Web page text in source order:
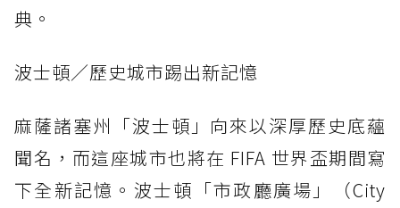
典。
波士頓／歷史城市踢出新記憶
麻薩諸塞州「波士頓」向來以深厚歷史底蘊
聞名，而這座城市也將在 FIFA 世界盃期間寫
下全新記憶。波士頓「市政廳廣場」（City